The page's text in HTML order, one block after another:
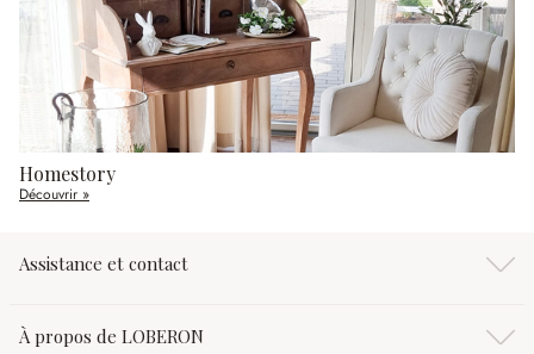
Homestory
Découvrir »
Assistance et contact
À propos de LOBERON